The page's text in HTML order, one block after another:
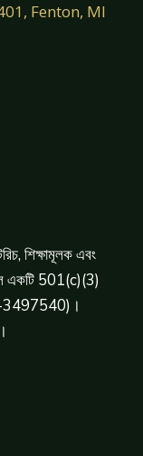
Fenton, MI
শিক্ষামূলক এবং
একটি 501(c)(3)
3497540)।